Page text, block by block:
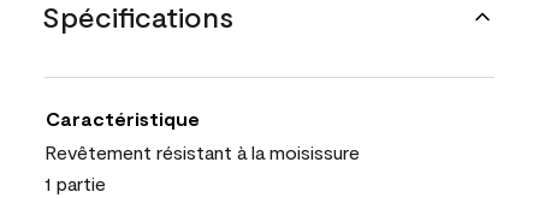
Spécifications
Caractéristique
Revêtement résistant à la moisissure
1 partie